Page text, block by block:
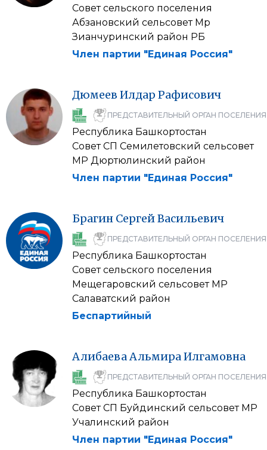
Совет сельского поселения
Абзановский сельсовет Мр
Зианчуринский район РБ
Член партии "Единая Россия"
Дюмеев Илдар Рафисович
ПРЕДСТАВИТЕЛЬНЫЙ ОРГАН ПОСЕЛЕНИЯ
Республика Башкортостан
Совет СП Семилетовский сельсовет
МР Дюртюлинский район
Член партии "Единая Россия"
Брагин СергейВасильевич
ПРЕДСТАВИТЕЛЬНЫЙ ОРГАН ПОСЕЛЕНИЯ
Республика Башкортостан
Совет сельского поселения
Мещегаровский сельсовет МР
Салаватский район
Беспартийный
АлибаеваАльмираИлгамовна
ПРЕДСТАВИТЕЛЬНЫЙ ОРГАН ПОСЕЛЕНИЯ
Республика Башкортостан
Совет СП Буйдинский сельсовет МР
Учалинский район
Член партии "Единая Россия"